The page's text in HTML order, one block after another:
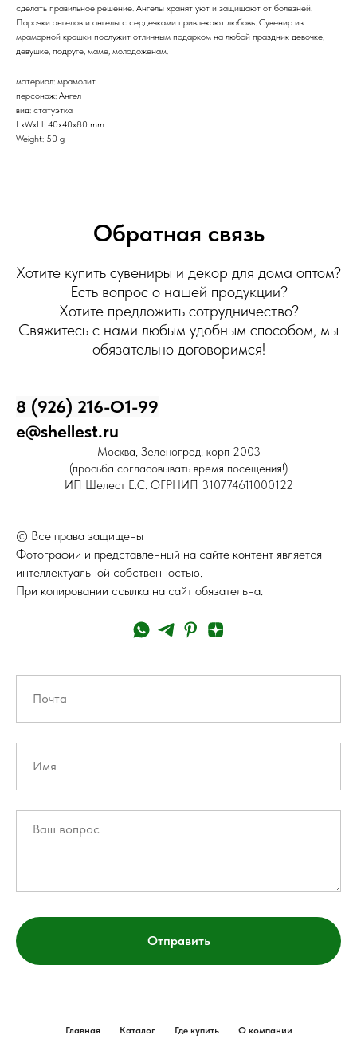
сделать правильное решение. Ангелы хранят уют и защищают от болезней.
Парочки ангелов и ангелы с сердечками привлекают любовь. Сувенир из
мраморной крошки послужит отличным подарком на любой праздник девочке,
девушке, подруге, маме, молодоженам.
материал: мрамолит
персонаж: Ангел
вид: статуэтка
LxWxH: 40x40x80 mm
Weight: 50 g
Обратная связь
Хотите купить сувениры и декор для дома оптом?
Есть вопрос о нашей продукции?
Хотите предложить сотрудничество?
Свяжитесь с нами любым удобным способом, мы
обязательно договоримся!
8 (926) 216-О1-99
e@shellest.ru
Москва, Зеленоград, корп 2003
(просьба согласовывать время посещения!)
ИП Шелест Е.С. ОГРНИП 310774611000122
© Все права защищены
Фотографии и представленный на сайте контент является
интеллектуальной собственностью.
При копировании ссылка на сайт обязательна.
Отправить
Главная Каталог Где купить О компании